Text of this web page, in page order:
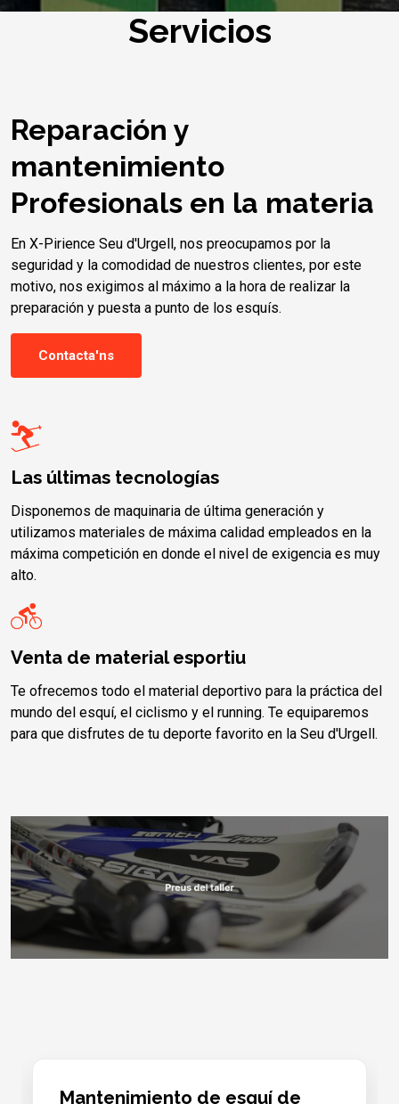
Servicios
Reparación y
mantenimiento
Profesionals en la materia
En X-Pirience Seu d'Urgell, nos preocupamos por la
seguridad y la comodidad de nuestros clientes, por este
motivo, nos exigimos al máximo a la hora de realizar la
preparación y puesta a punto de los esquís.
Contacta'ns
Las últimas tecnologías
Disponemos de maquinaria de última generación y
utilizamos materiales de máxima calidad empleados en la
máxima competición en donde el nivel de exigencia es muy
alto.
Venta de material esportiu
Te ofrecemos todo el material deportivo para la práctica del
mundo del esquí, el ciclismo y el running. Te equiparemos
para que disfrutes de tu deporte favorito en la Seu d'Urgell.
Mantenimiento de esquí de